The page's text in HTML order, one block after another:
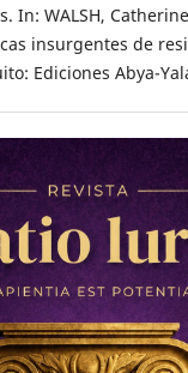
In: WALSH,
insurgentes de
Ediciones Abya-